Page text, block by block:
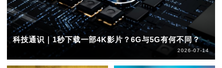
科技通识｜1秒下载一部4K影片？6G与5G有何不同？
2026-07-14